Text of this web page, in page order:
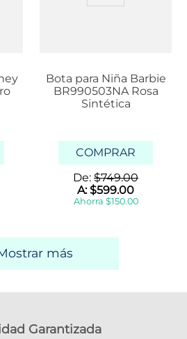
Bota para Niña Barbie
BR990503NA Rosa
Sintética
COMPRAR
De: $749.00
A:$599.00
Ahorra $150.00
más
Garantizada